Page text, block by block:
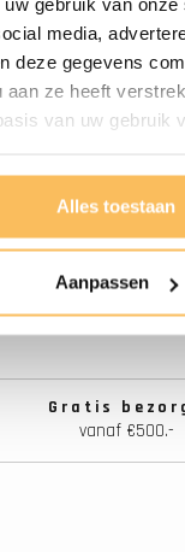
media,
deze gegevens
aan ze heeft
van uw gebruik
Alles toestaan
Aanpassen
0
Door De
Gratis
vanaf €500.-